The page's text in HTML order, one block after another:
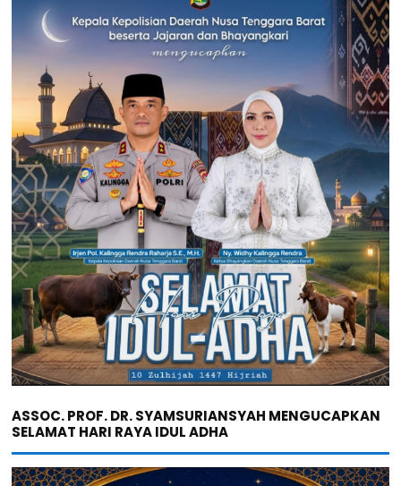
ASSOC. PROF. DR. SYAMSURIANSYAH MENGUCAPKAN
SELAMAT HARI RAYA IDUL ADHA